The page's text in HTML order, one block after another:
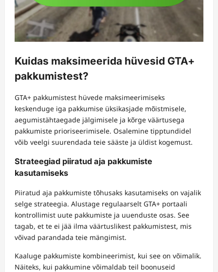
Kuidas maksimeerida hüvesid GTA+
pakkumistest?
GTA+ pakkumistest hüvede maksimeerimiseks
keskenduge iga pakkumise üksikasjade mõistmisele,
aegumistähtaegade jälgimisele ja kõrge väärtusega
pakkumiste prioriseerimisele. Osalemine tipptundidel
võib veelgi suurendada teie sääste ja üldist kogemust.
Strateegiad piiratud aja pakkumiste
kasutamiseks
Piiratud aja pakkumiste tõhusaks kasutamiseks on vajalik
selge strateegia. Alustage regulaarselt GTA+ portaali
kontrollimist uute pakkumiste ja uuenduste osas. See
tagab, et te ei jää ilma väärtuslikest pakkumistest, mis
võivad parandada teie mängimist.
Kaaluge pakkumiste kombineerimist, kui see on võimalik.
Näiteks, kui pakkumine võimaldab teil boonuseid